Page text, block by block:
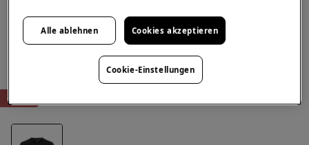
-50%
Alle ablehnen Cookies akzeptieren
Cookie-Einstellungen